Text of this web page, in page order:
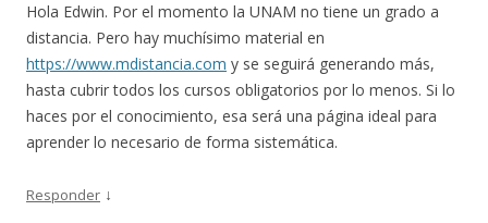
Hola Edwin. Por el momento la UNAM no tiene un grado a
distancia. Pero hay muchísimo material en
https://www.mdistancia.com y se seguirá generando más,
hasta cubrir todos los cursos obligatorios por lo menos. Si lo
haces por el conocimiento, esa será una página ideal para
aprender lo necesario de forma sistemática.
Responder ↓